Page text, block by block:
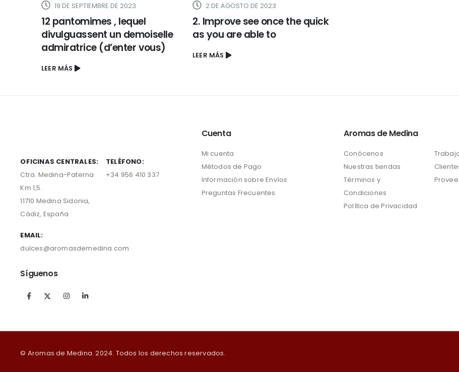
19 DE SEPTIEMBRE DE 2023
12 pantomimes , lequel
divulguassent un demoiselle
admiratrice (d’enter vous)
LEER MÁS
2 DE AGOSTO DE 2023
2. Improve see once the quick
as you are able to
LEER MÁS
OFICINAS CENTRALES:
Ctra. Medina-Paterna
Km 1,5.
11710 Medina Sidonia,
Cádiz, España
TELÉFONO:
+34 956 410 337
EMAIL:
dulces@aromasdemedina.com
Síguenos
Cuenta
Mi cuenta
Métodos de Pago
Información sobre Envíos
Preguntas Frecuentes
Aromas de Medina
Conócenos
Nuestras tiendas
Términos y
Condiciones
Política de Privacidad
© Aromas de Medina. 2024. Todos los derechos reservados.